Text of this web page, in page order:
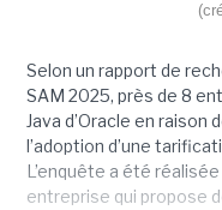
Selon un rapport de
SAM 2025, près de 8
Java d’Oracle en
l’adoption d’une
L’enquête a été
entreprise qui propose